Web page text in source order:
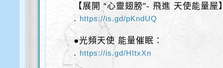
【展開 “心靈翅膀"- 飛進 天使能量屋
. https://is.gd/pKndUQ
●光頻天使 能量催眠：
. https://is.gd/HItxXn